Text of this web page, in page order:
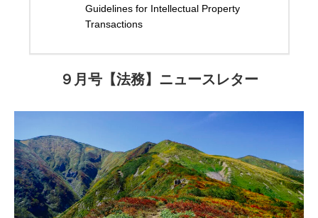
Guidelines for Intellectual Property
Transactions
９月号【法務】ニュースレター